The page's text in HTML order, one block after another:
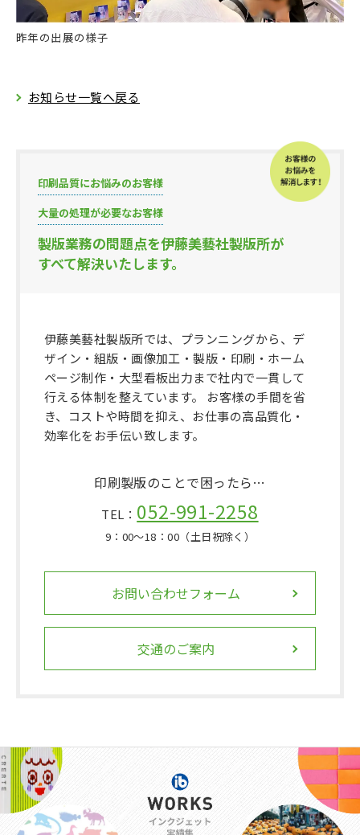
昨年の出展の様子
お知らせ一覧へ戻る
印刷品質にお悩みのお客様
大量の処理が必要なお客様
製版業務の問題点を伊藤美藝社製版所が
すべて解決いたします。
伊藤美藝社製版所では、プランニングから、デ
ザイン・組版・画像加工・製版・印刷・ホーム
ページ制作・大型看板出力まで社内で一貫して
行える体制を整えています。 お客様の手間を省
き、コストや時間を抑え、お仕事の高品質化・
効率化をお手伝い致します。
印刷製版のことで困ったら…
TEL： 052-991-2258
9：00〜18：00（土日祝除く）
お問い合わせフォーム
交通のご案内